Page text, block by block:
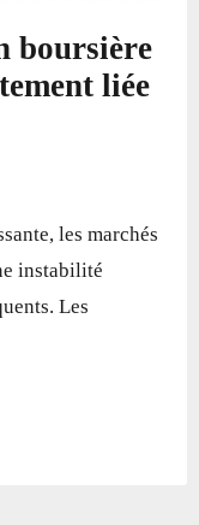
boursière
liée
les marchés
instabilité
Les